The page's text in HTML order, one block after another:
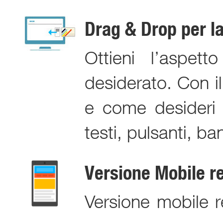
Drag & Drop per
Ottieni
desiderato. Con
e come
testi, pulsanti,
Versione Mobile
Versione mobile